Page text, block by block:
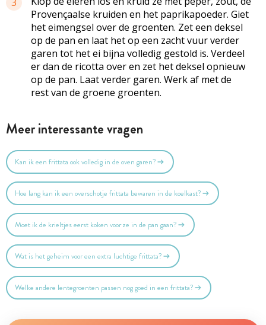
Provençaalse kruiden en het paprikapoeder. Giet
het eimengsel over de groenten. Zet een deksel
op de pan en laat het op een zacht vuur verder
garen tot het ei bijna volledig gestold is. Verdeel
er dan de ricotta over en zet het deksel opnieuw
op de pan. Laat verder garen. Werk af met de
rest van de groene groenten.
Meer interessante vragen
Kan ik een frittata ook volledig in de oven garen?
Hoe lang kan ik een overschotje frittata bewaren in de koelkast?
Moet ik de krieltjes eerst koken voor ze in de pan gaan?
Wat is het geheim voor een extra luchtige frittata?
Welke andere lentegroenten passen nog goed in een frittata?